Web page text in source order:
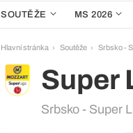
SOUTĚŽE MS 2026
Hlavní stránka Soutěže Srbsko -
Super
Srbsko - Super